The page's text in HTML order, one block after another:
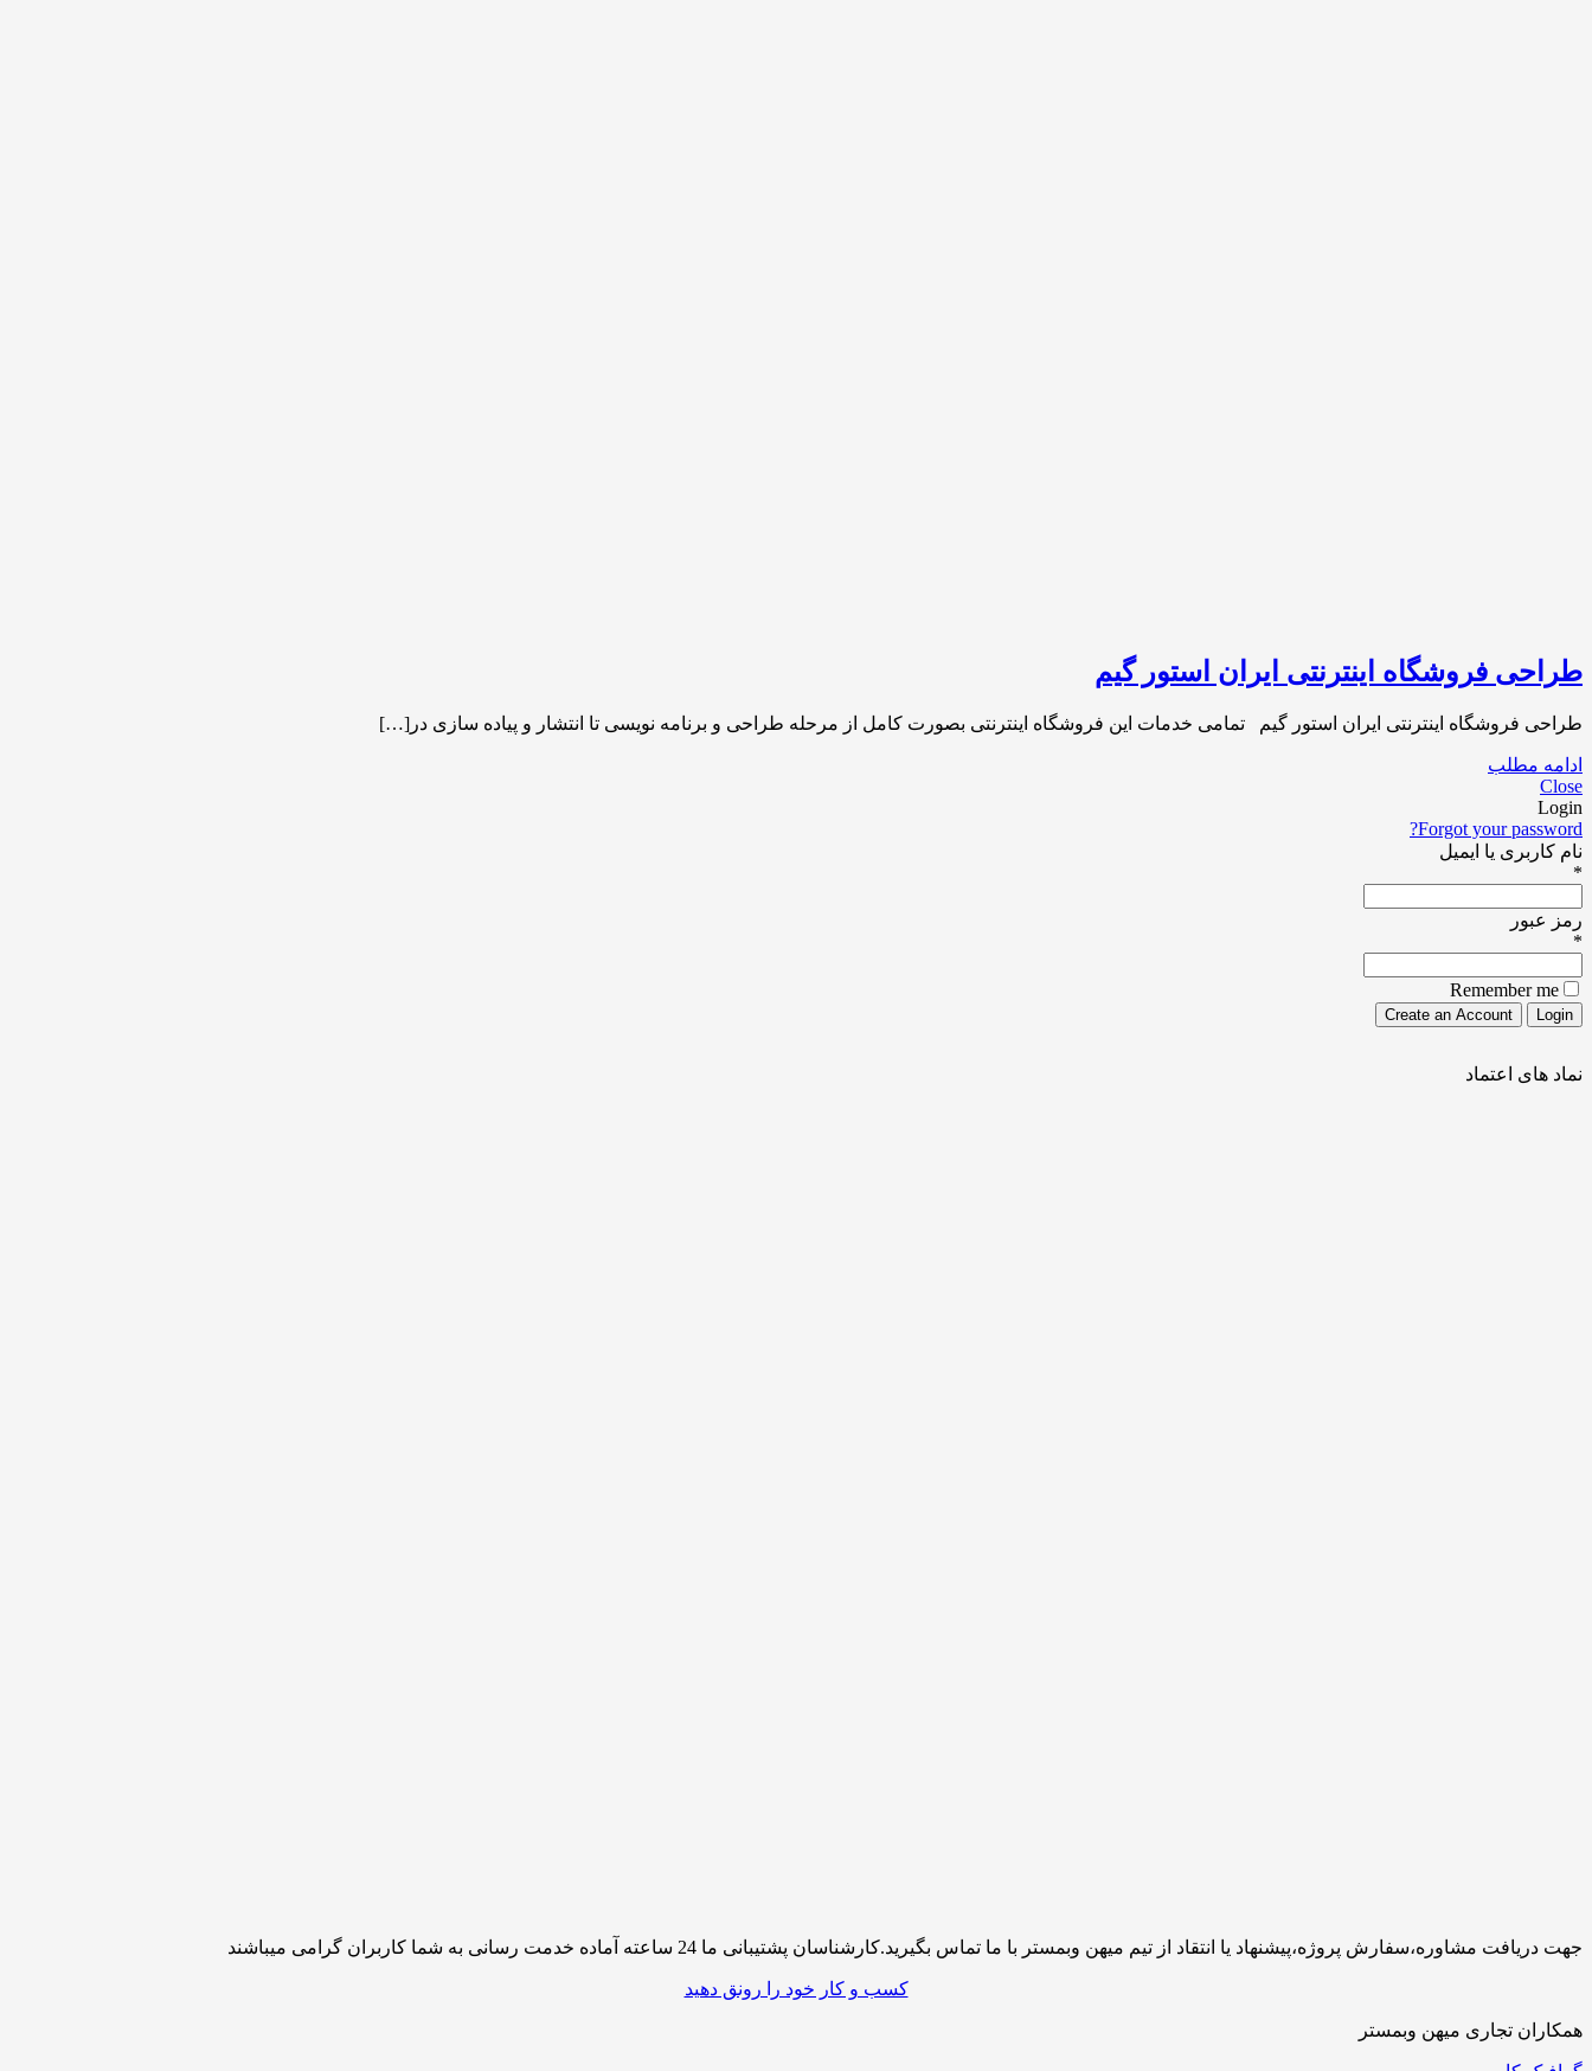
طراحی فروشگاه اینترنتی ایران استور گیم
طراحی فروشگاه اینترنتی ایران استور گیم تمامی خدمات این فروشگاه اینترنتی بصورت کامل از مرحله طراحی و برنامه نویسی تا انتشار و پیاده سازی در[…]
ادامه مطلب
Close
Login
Forgot your password?
نام کاربری یا ایمیل
*
رمز عبور
*
Remember me
نماد های اعتماد
جهت دریافت مشاوره،سفارش پروژه،پیشنهاد یا انتقاد از تیم میهن وبمستر با ما تماس بگیرید.کارشناسان پشتیبانی ما 24 ساعته آماده خدمت رسانی به شما کاربران گرامی میباشند
کسب و کار خود را رونق دهید
همکاران تجاری میهن وبمستر